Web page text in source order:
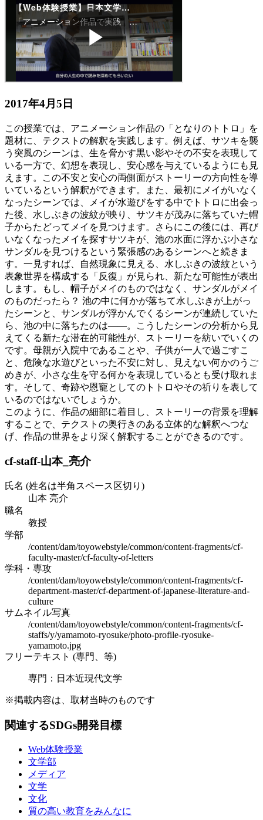
2017年4月5日
この授業では、アニメーション作品の「となりのトトロ」を
題材に、テクストの解釈を実践します。例えば、サツキを襲
う突風のシーンは、生を脅かす黒い影やその不安を表現して
いる一方で、幻想を表現し、安心感を与えているようにも見
えます。この不安と安心の両側面がストーリーの方向性を導
いているという解釈ができます。また、最初にメイがいなく
なったシーンでは、メイが水遊びをする中でトトロに出会っ
た後、水しぶきの波紋が映り、サツキが茂みに落ちていた帽
子からたどってメイを見つけます。さらにこの後には、再び
いなくなったメイを探すサツキが、池の水面に浮かぶ小さな
サンダルを見つけるという緊張感のあるシーンへと続きま
す。一見すれば、自然現象に見える、水しぶきの波紋という
表象世界を構成する「反復」が見られ、新たな可能性が表出
します。もし、帽子がメイのものではなく、サンダルがメイ
のものだったら？ 池の中に何かが落ちて水しぶきが上がっ
たシーンと、サンダルが浮かんでくるシーンが連続していた
ら、池の中に落ちたのは――。こうしたシーンの分析から見
えてくる新たな潜在的可能性が、ストーリーを紡いでいくの
です。母親が入院中であることや、子供が一人で過ごすこ
と、危険な水遊びといった不安に対し、見えない何かのうご
めきが、小さな生を守る何かを表現しているとも受け取れま
す。そして、奇跡や恩寵としてのトトロやその祈りを表して
いるのではないでしょうか。
このように、作品の細部に着目し、ストーリーの背景を理解
することで、テクストの奥行きのある立体的な解釈へつな
げ、作品の世界をより深く解釈することができるのです。
cf-staff-山本_亮介
氏名 (姓名は半角スペース区切り)
山本 亮介
職名
教授
学部
/content/dam/toyowebstyle/common/content-fragments/cf-
faculty-master/cf-faculty-of-letters
学科・専攻
/content/dam/toyowebstyle/common/content-fragments/cf-
department-master/cf-department-of-japanese-literature-and-
culture
サムネイル写真
/content/dam/toyowebstyle/common/content-fragments/cf-
staffs/y/yamamoto-ryosuke/photo-profile-ryosuke-
yamamoto.jpg
フリーテキスト (専門、等)
専門：日本近現代文学
※掲載内容は、取材当時のものです
関連するSDGs開発目標
Web体験授業
文学部
メディア
文学
文化
質の高い教育をみんなに